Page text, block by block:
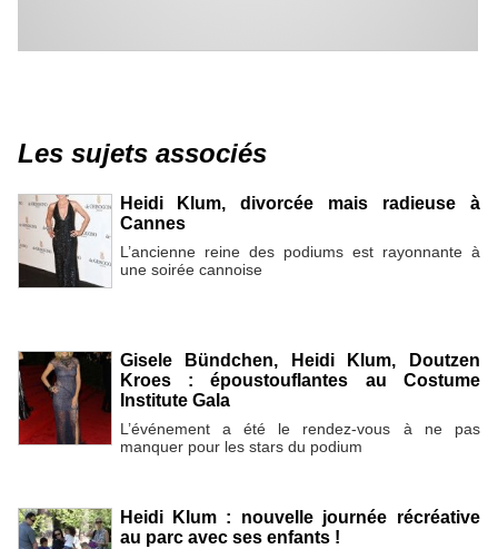
Les sujets associés
Heidi Klum, divorcée mais radieuse à
Cannes
L’ancienne reine des podiums est rayonnante à
une soirée cannoise
Gisele Bündchen, Heidi Klum, Doutzen
Kroes : époustouflantes au Costume
Institute Gala
L’événement a été le rendez-vous à ne pas
manquer pour les stars du podium
Heidi Klum : nouvelle journée récréative
au parc avec ses enfants !